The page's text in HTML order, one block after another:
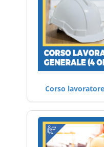
Corso